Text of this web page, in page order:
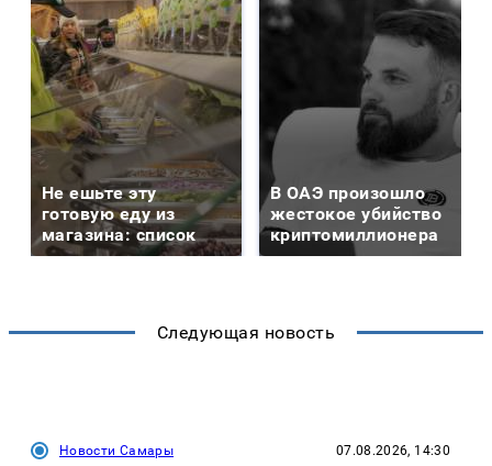
Не ешьте эту
готовую еду из
магазина: список
В ОАЭ произошло
жестокое убийство
криптомиллионера
Следующая новость
Новости Самары 07.08.2026, 14:30